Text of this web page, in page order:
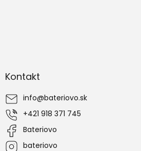
p
ä
Kontakt
info@bateriovo.sk
+421 918 371 745
Bateriovo
bateriovo